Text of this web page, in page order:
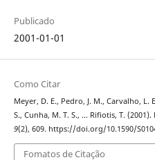
Publicado
2001-01-01
Como Citar
Meyer, D. E., Pedro, J. M., Carvalho, L.
S., Cunha, M. T. S., … Rifiotis, T. (2001).
9(2), 609. https://doi.org/10.1590/
Fomatos de Citação